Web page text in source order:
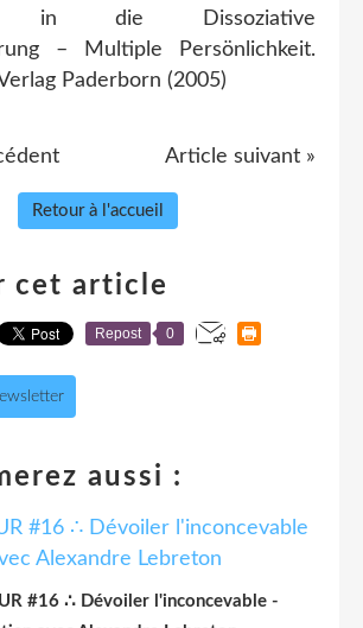
in die Dissoziative
– Multiple Persönlichkeit.
Paderborn (2005)
Article suivant »
Retour à l'accueil
cet article
Repost 0
aussi :
#16 ∴ Dévoiler l'inconcevable -